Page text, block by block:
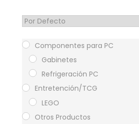
Sort Products
Componentes para PC
Gabinetes
Refrigeración PC
Entretención/TCG
LEGO
Otros Productos